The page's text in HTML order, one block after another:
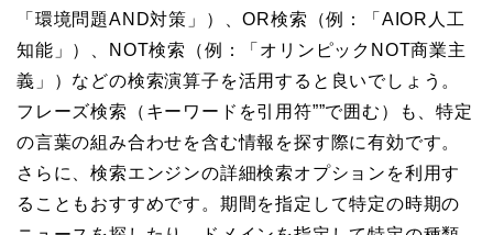
「環境問題AND対策」）、OR検索（例：「AIOR人工
知能」）、NOT検索（例：「オリンピックNOT商業主
義」）などの検索演算子を活用すると良いでしょう。
フレーズ検索（キーワードを引用符””で囲む）も、特定
の言葉の組み合わせを含む情報を探す際に有効です。
さらに、検索エンジンの詳細検索オプションを利用す
ることもおすすめです。期間を指定して特定の時期の